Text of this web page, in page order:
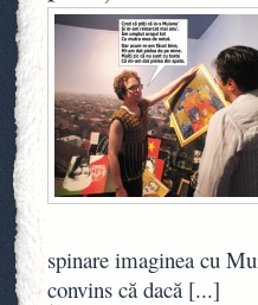
spinare imaginea cu
convins că dacă [...]